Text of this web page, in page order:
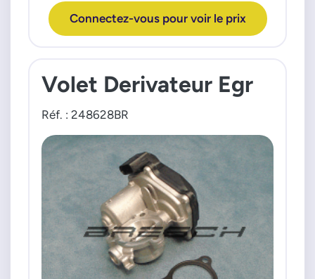
Connectez-vous pour voir le prix
GLC
GLK
SLK
Sprinter
Viano
Vito
Moteur : 18c 22c CDI
Volet Derivateur Egr
Réf. : 248628BR